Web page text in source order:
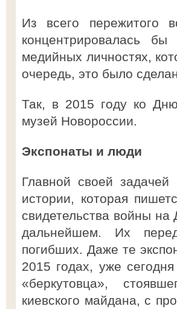
Из всего пережитого
концентрировалась
медийных личностях,
очередь, это было
Так, в 2015 году ко
музей Новороссии.
Экспонаты и люди
Главной своей задачей
истории, которая
свидетельства войны на
дальнейшем. Их
погибших. Даже те
2015 годах, уже
«беркутовца»,
киевского майдана, с